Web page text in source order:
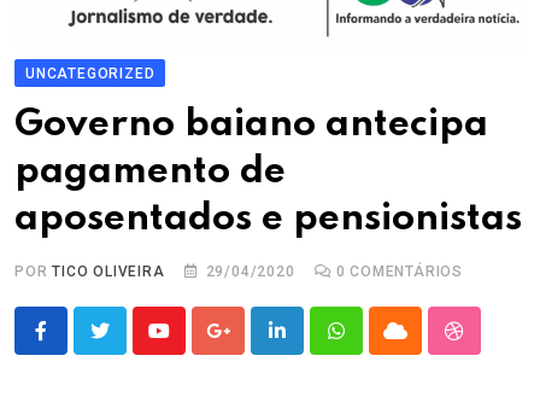
UNCATEGORIZED
Governo baiano antecipa
pagamento de
aposentados e pensionistas
PORTICO OLIVEIRA 29/04/2020 0 COMENTÁRIOS
YoutubeGoogle+LinkedInWhatsappCloud